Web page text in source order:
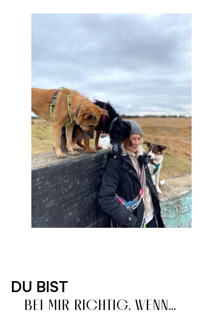
DU BIST
BEI MIR RICHTIG, WENN...